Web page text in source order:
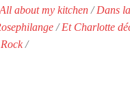
All about my kitchen /Dans
/Et Charlotte
/